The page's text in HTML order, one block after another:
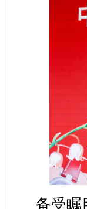
备受